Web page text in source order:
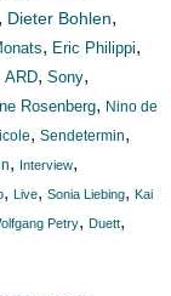
, Dieter Bohlen,
, Eric Philippi,
ARD, Sony,
Rosenberg, Nino de
, Sendetermin,
, Interview,
, Live, Sonia Liebing, Kai
Petry, Duett,